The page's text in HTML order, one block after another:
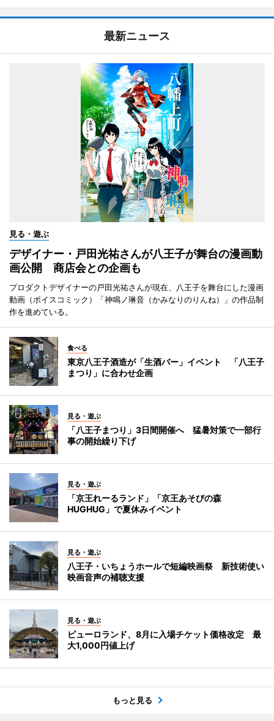
最新ニュース
見る・遊ぶ
デザイナー・戸田光祐さんが八王子が舞台の漫画動
画公開 商店会との企画も
プロダクトデザイナーの戸田光祐さんが現在、八王子を舞台にした漫画
動画（ボイスコミック）「神鳴ノ琳音（かみなりのりんね）」の作品制
作を進めている。
食べる
東京八王子酒造が「生酒バー」イベント 「八王子
まつり」に合わせ企画
見る・遊ぶ
「八王子まつり」3日間開催へ 猛暑対策で一部行
事の開始繰り下げ
見る・遊ぶ
「京王れーるランド」「京王あそびの森
HUGHUG」で夏休みイベント
見る・遊ぶ
八王子・いちょうホールで短編映画祭 新技術使い
映画音声の補聴支援
見る・遊ぶ
ピューロランド、8月に入場チケット価格改定 最
大1,000円値上げ
もっと見る